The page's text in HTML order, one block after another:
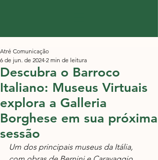
Descubra o Barroco
Italiano: Museus Virtuais
explora a Galleria
Borghese em sua próxima
sessão
Atré Comunicação
6 de jun. de 2024 2 min de leitura
Um dos principais museus da Itália,